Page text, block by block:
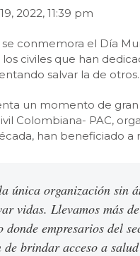
2022, 11:39 pm
se conmemora el Día
civiles que han
salvar la de otros.
un momento de
Colombiana- PAC,
han beneficiado a
única organización sin
vidas. Llevamos más
donde empresarios del
de brindar acceso a